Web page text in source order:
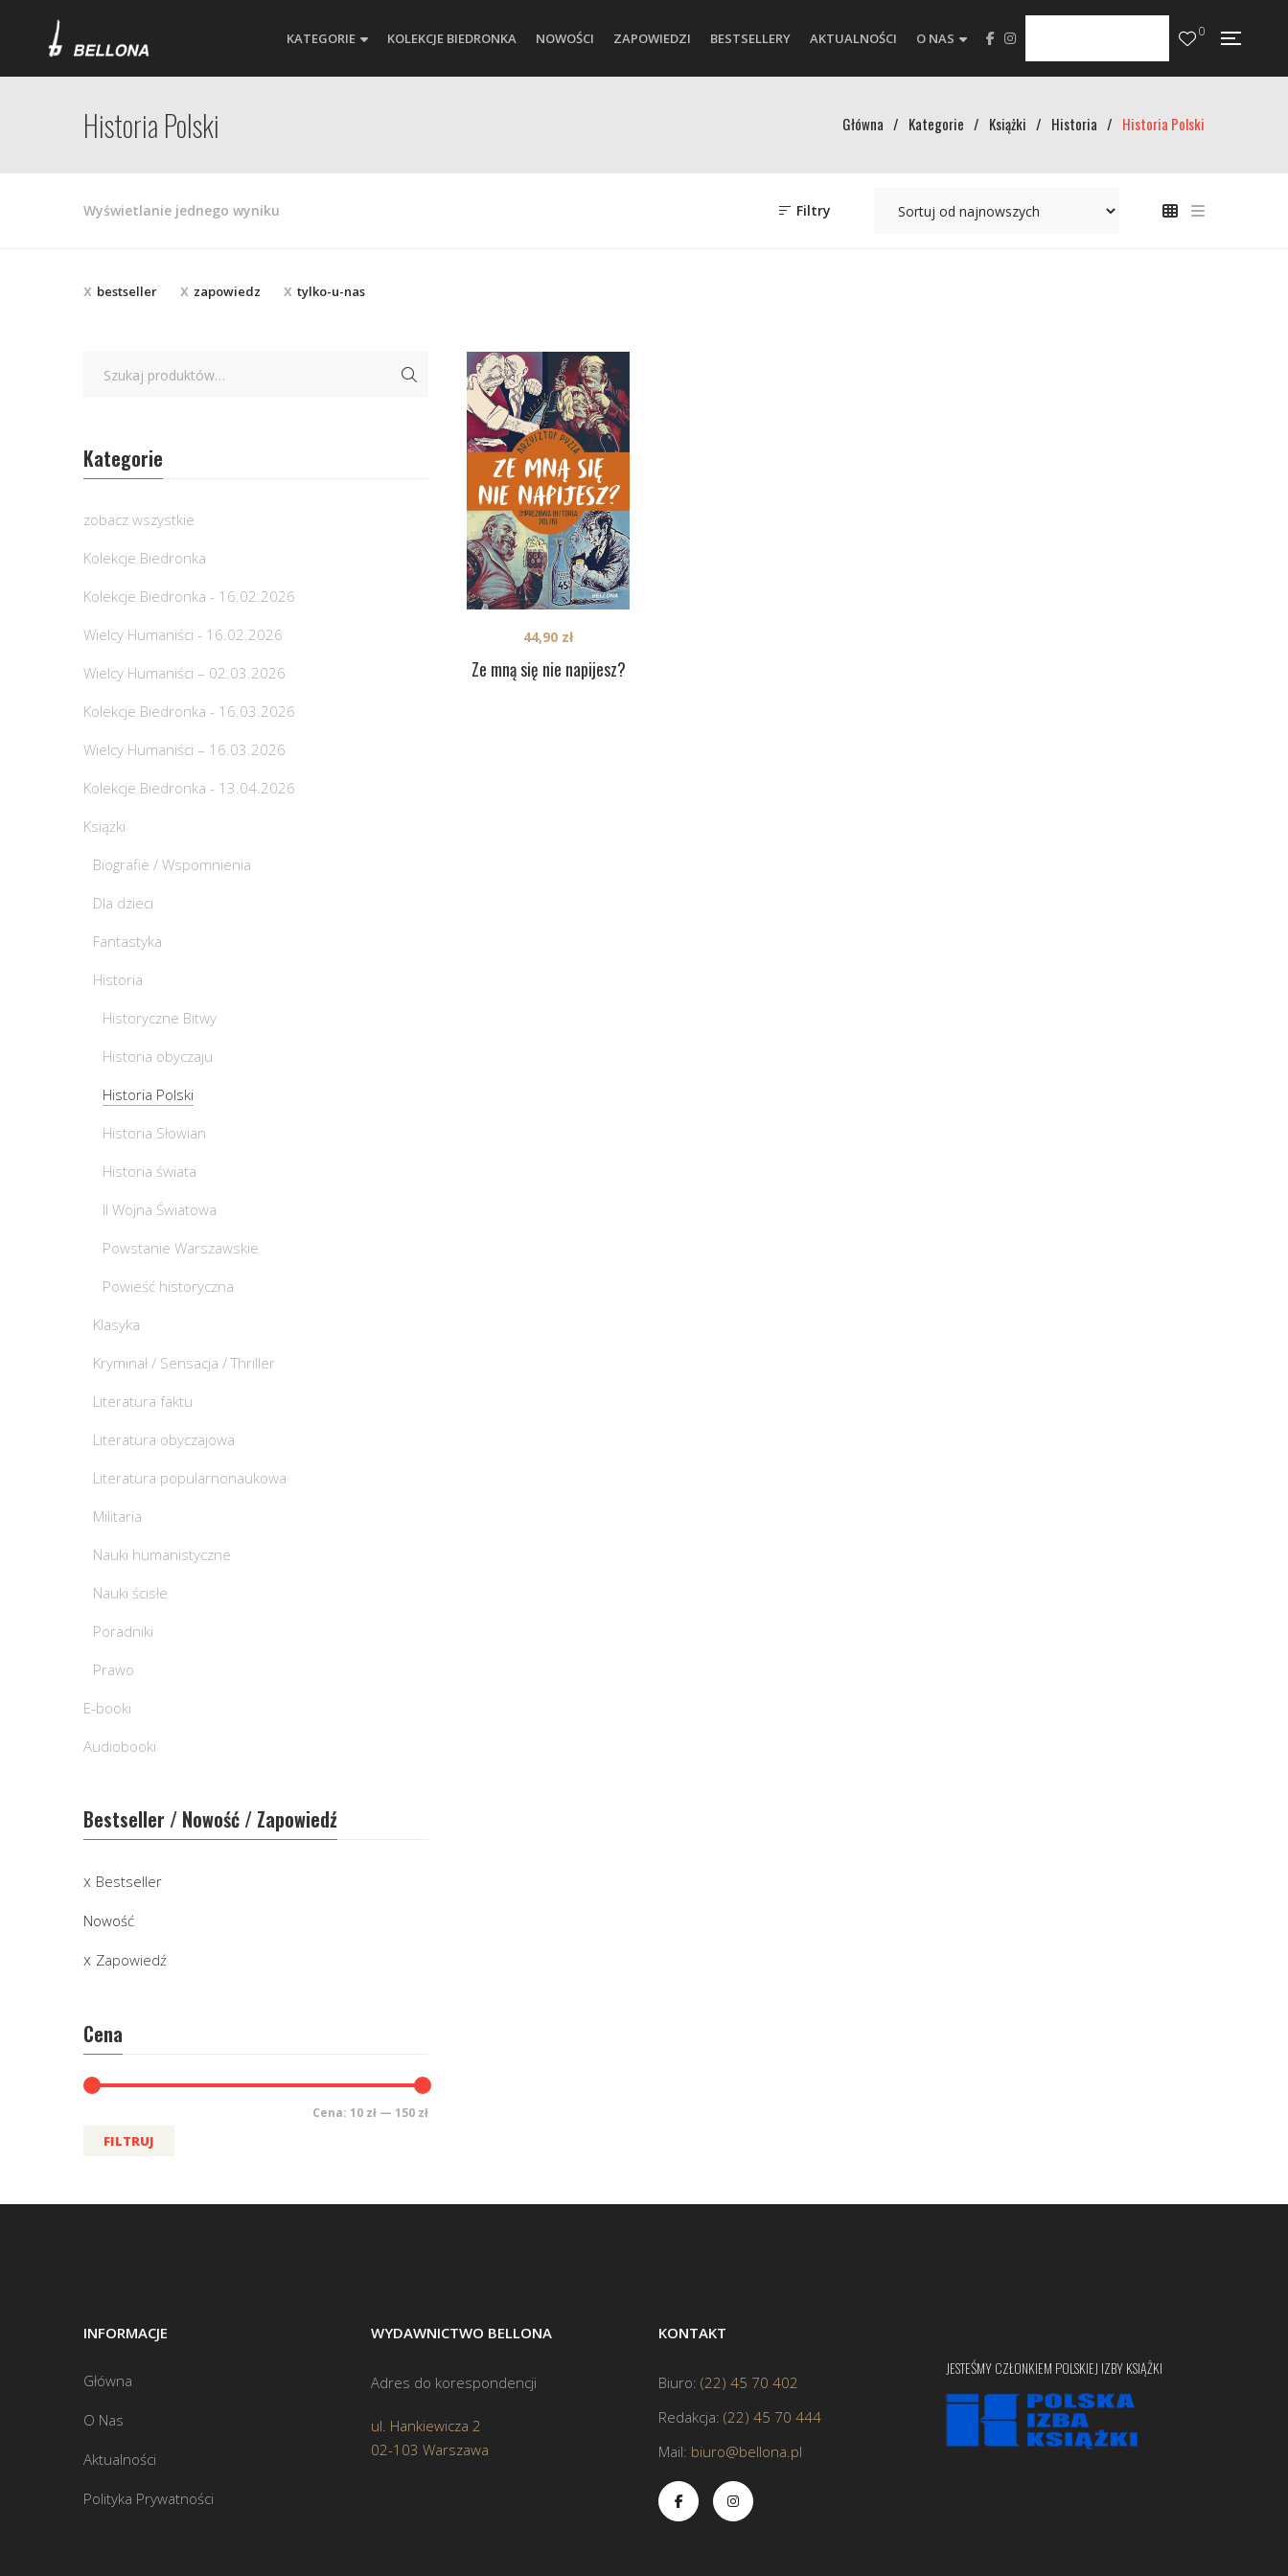
KATEGORIE KOLEKCJE BIEDRONKA NOWOŚCI ZAPOWIEDZI BESTSELLERY AKTUALNOŚCI O NAS 0
Historia Polski Główna / Kategorie / Książki / Historia / Historia Polski
Wyświetlanie jednego wyniku Filtry
bestseller zapowiedz tylko-u-nas
Ze mną się nie napijesz?
44,90 zł
Kategorie
zobacz wszystkie
Kolekcje Biedronka
Kolekcje Biedronka - 16.02.2026
Wielcy Humaniści - 16.02.2026
Wielcy Humaniści – 02.03.2026
Kolekcje Biedronka - 16.03.2026
Wielcy Humaniści – 16.03.2026
Kolekcje Biedronka - 13.04.2026
Książki
Biografie / Wspomnienia
Dla dzieci
Fantastyka
Historia
Historyczne Bitwy
Historia obyczaju
Historia Polski
Historia Słowian
Historia świata
II Wojna Światowa
Powstanie Warszawskie
Powieść historyczna
Klasyka
Kryminał / Sensacja / Thriller
Literatura faktu
Literatura obyczajowa
Literatura popularnonaukowa
Militaria
Nauki humanistyczne
Nauki ścisłe
Poradniki
Prawo
E-booki
Audiobooki
Bestseller / Nowość / Zapowiedź
Bestseller
Nowość
Zapowiedź
Cena
FILTRUJ
Cena: 10 zł — 150 zł
INFORMACJE
Główna
O Nas
Aktualności
Polityka Prywatności
WYDAWNICTWO BELLONA
Adres do korespondencji
ul. Hankiewicza 2
02-103 Warszawa
KONTAKT
Biuro: (22) 45 70 402
Redakcja: (22) 45 70 444
Mail: biuro@bellona.pl
JESTEŚMY CZŁONKIEM POLSKIEJ IZBY KSIĄŻKI